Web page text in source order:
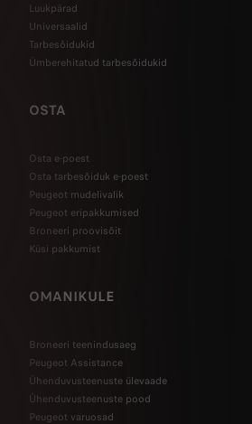
Luukpärad
Universaalid
Tarbesõidukid
Ümberehitatud tarbesõidukid
OSTA
Osta e-poest
Osta tarbesõiduk e-poest
Peugeot mudelivalik
Peugeot eripakkumised
Broneeri proovisõit
Küsi pakkumist
OMANIKULE
Broneeri teenindusaeg
Peugeot Assistance
Ühenduvusteenuste ülevaade
Ühenduvusteenuste pood
Peugeot varuosad